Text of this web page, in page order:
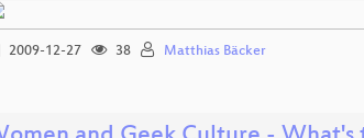
2009-12-27 38 Matthias Bäcker